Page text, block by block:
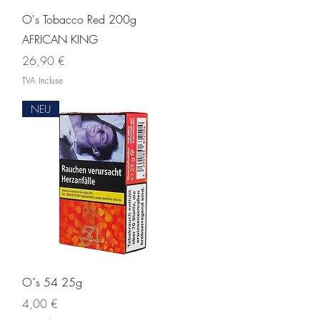
Aperçu rapide
O's Tobacco Red 200g
AFRICAN KING
Prix
26,90 €
TVA Incluse
Aperçu rapide
NEU
O´s 54 25g
Prix
4,00 €